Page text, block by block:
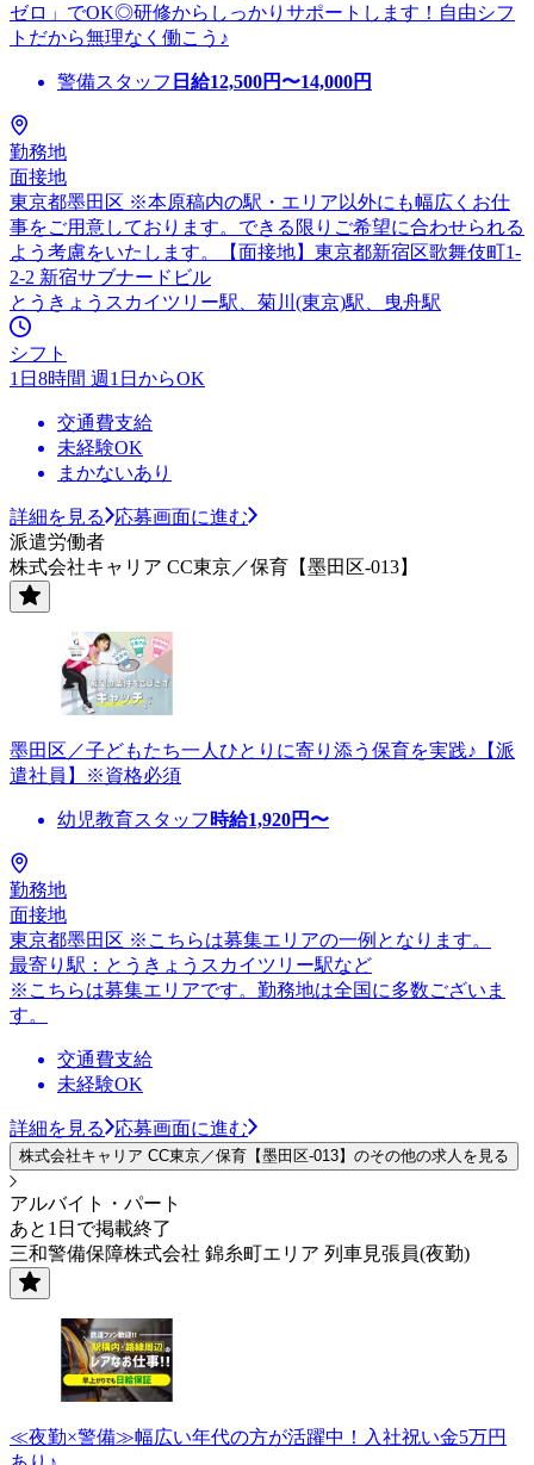
ゼロ」でOK◎研修からしっかりサポートします！自由シフ
トだから無理なく働こう♪
警備スタッフ 日給12,500円〜14,000円
勤務地
面接地
東京都墨田区 ※本原稿内の駅・エリア以外にも幅広くお仕
事をご用意しております。できる限りご希望に合わせられる
よう考慮をいたします。【面接地】東京都新宿区歌舞伎町1-
2-2 新宿サブナードビル
とうきょうスカイツリー駅、菊川(東京)駅、曳舟駅
シフト
1日8時間 週1日からOK
交通費支給
未経験OK
まかないあり
詳細を見る
応募画面に進む
派遣労働者
株式会社キャリア CC東京／保育【墨田区-013】
墨田区／子どもたち一人ひとりに寄り添う保育を実践♪【派
遣社員】※資格必須
幼児教育スタッフ 時給1,920円〜
勤務地
面接地
東京都墨田区 ※こちらは募集エリアの一例となります。
最寄り駅：とうきょうスカイツリー駅など
※こちらは募集エリアです。勤務地は全国に多数ございま
す。
交通費支給
未経験OK
詳細を見る 応募画面に進む
株式会社キャリア CC東京／保育【墨田区-013】のその他の求人を見る
アルバイト・パート
あと1日で掲載終了
三和警備保障株式会社 錦糸町エリア 列車見張員(夜勤)
≪夜勤×警備≫幅広い年代の方が活躍中！入社祝い金5万円